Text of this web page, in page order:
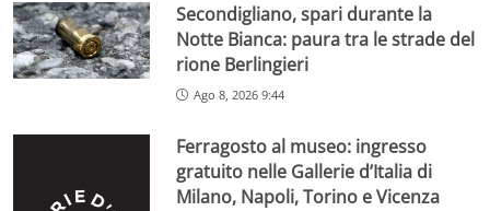
Secondigliano, spari durante la
Notte Bianca: paura tra le strade del
rione Berlingieri
Ago 8, 2026 9:44
Ferragosto al museo: ingresso
gratuito nelle Gallerie d’Italia di
Milano, Napoli, Torino e Vicenza